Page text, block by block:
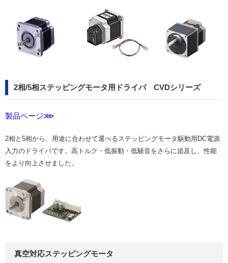
2相/5相ステッピングモータ用ドライバ CVDシリーズ
製品ページ⋙
2相と5相から、用途に合わせて選べるステッピングモータ駆動用DC電源
入力のドライバです。高トルク・低振動・低騒音をさらに追及し、性能
をより向上させました。
真空対応ステッピングモータ